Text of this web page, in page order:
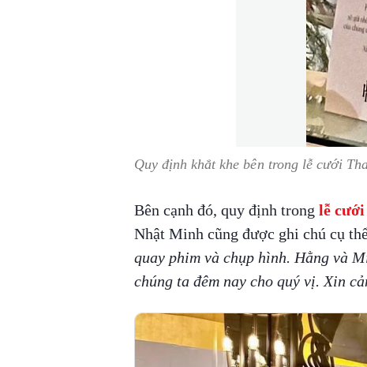
Quy định khắt khe bên trong lễ cưới
Bên cạnh đó, quy định trong lễ
Nhật Minh cũng được ghi chú cụ
quay phim và chụp hình. Hằng và
chúng ta đêm nay cho quý vị. Xin